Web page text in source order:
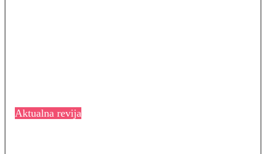
Aktualna revija